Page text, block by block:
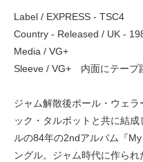
Label / EXPRESS - TSC4
Country - Released / UK -
Media / VG+
Sleeve / VG+ 内面にテープ
ジャム解散後ポール・ウェ
ック・タルボットと共に結
ルの84年の2ndアルバム『
ングル。ジャム時代に作ら